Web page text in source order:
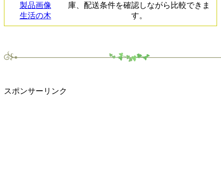
生活の木
庫、配送条件を確認しながら比較できま
す。
スポンサーリンク